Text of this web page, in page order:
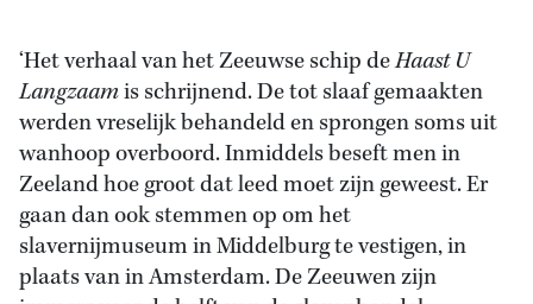
‘Het verhaal van het Zeeuwse schip deHaast U
Langzaamis schrijnend. De tot slaaf gemaakten
werden vreselijk behandeld en sprongen soms uit
wanhoop overboord. Inmiddels beseft men in
Zeeland hoe groot dat leed moet zijn geweest. Er
gaan dan ook stemmen op om het
slavernijmuseum in Middelburg te vestigen, in
plaats van in Amsterdam. De Zeeuwen zijn